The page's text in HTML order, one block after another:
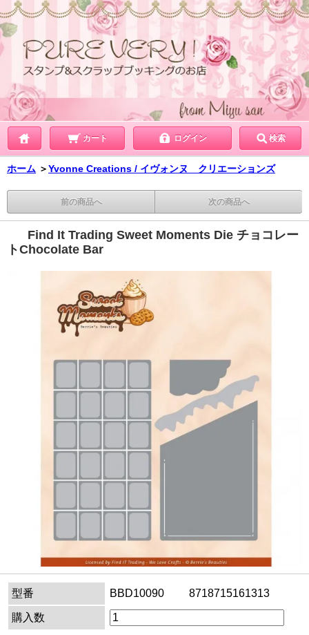
カート ログイン 検索
ホーム ＞Yvonne Creations / イヴォンヌ クリエーションズ
前の商品へ 次の商品へ
Find It Trading Sweet Moments Die チョコレー
トChocolate Bar
型番 BBD10090 8718715161313
購入数